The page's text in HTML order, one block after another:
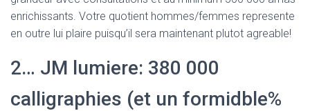
enrichissants. Votre quotient hommes/femmes represente
en outre lui plaire puisqu’il sera maintenant plutot agreable!
2… JM lumiere: 380 000
calligraphies (et un formidble%